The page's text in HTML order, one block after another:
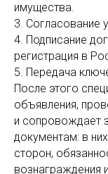
имущества.
3. Согласование
4. Подписание
регистрация в
5. Передача
После этого
объявления,
и сопровождает
документам: в
сторон,
вознаграждения